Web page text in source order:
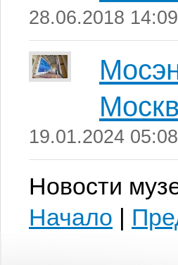
28.06.2018
19.01.2024
Новости
Начало |